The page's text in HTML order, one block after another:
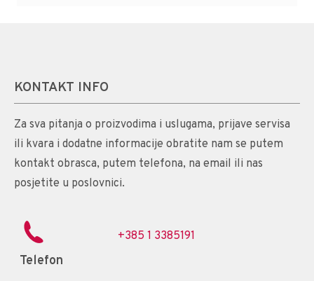
KONTAKT INFO
Za sva pitanja o proizvodima i uslugama, prijave servisa
ili kvara i dodatne informacije obratite nam se putem
kontakt obrasca, putem telefona, na email ili nas
posjetite u poslovnici.
Telefon
+385 1 3385191